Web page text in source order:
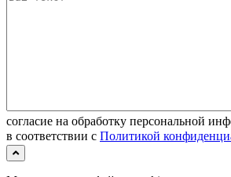
согласие на обработку персональной
в соответствии с Политикой